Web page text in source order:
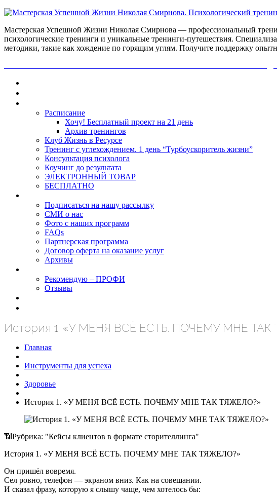
Мастерская Успешной Жизни Николая Смирнова — профессиональный
психологические тренинги и уникальные тренинги-путешествия.
методики, такие как хождение по горящим углям. Получите поддержку
Расписание
Хочу! Бесплатный проект на 21 день
Архив тренингов
Клуб Жизнь в Ресурсе
Тренинг с углехождением. 1 день “Турбоускоритель жизни”
Консультация психолога
Коучинг до результата
ЭЛЕКТРОННЫЙ ТОВАР
БЕСПЛАТНО
Подписаться на нашу рассылку
СМИ о нас
Фото с наших программ
FAQs
Партнерская программа
Договор оферта на оказание услуг
Архивы
Рекомендую – ПРОФИ
Отзывы
История 1. «У МЕНЯ ВСЁ ЕСТЬ. ПОЧЕМУ МНЕ ТАК
Главная
Инструменты для успеха
Здоровье
История 1. «У МЕНЯ ВСЁ ЕСТЬ. ПОЧЕМУ МНЕ ТАК ТЯЖЕЛО?»
📶Рубрика: "Кейсы клиентов в формате сторителлинга"
История 1. «У МЕНЯ ВСЁ ЕСТЬ. ПОЧЕМУ МНЕ ТАК ТЯЖЕЛО?»
Он пришёл вовремя.
Сел ровно, телефон — экраном вниз. Как на совещании.
И сказал фразу, которую я слышу чаще, чем хотелось бы: